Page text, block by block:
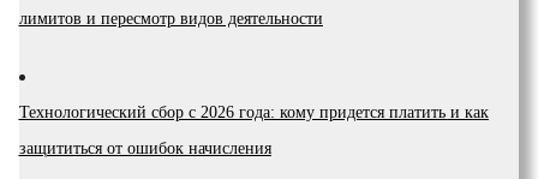
лимитов и пересмотр видов деятельности
Технологический сбор с 2026 года: кому придется платить и как
защититься от ошибок начисления